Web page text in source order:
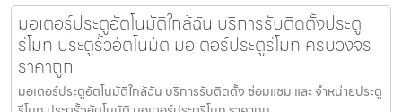
มอเตอร์ประตูอัตโนมัติใกล้ฉัน บริการรับติดตั้งประตู
รีโมท ประตูรั้วอัตโนมัติ มอเตอร์ประตูรีโมท ครบวงจร
ราคาถูก
มอเตอร์ประตูอัตโนมัติใกล้ฉัน บริการรับติดตั้ง ซ่อมแซม และ จำหน่ายประตู